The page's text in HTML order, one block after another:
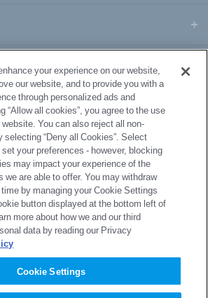
your experience on our website,
our website, and to provide you with a
through personalized ads and
“Allow all cookies”, you agree to the use
You can also reject all non-
“Deny all Cookies”. Select
set your preferences - however, blocking
may impact your experience of the
we are able to offer. You may withdraw
by managing your Cookie Settings
button displayed at the bottom left of
more about how we and our third
data by reading our Privacy
Cookie Settings